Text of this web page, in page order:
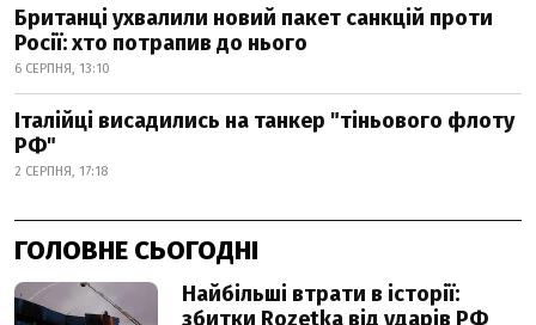
Британці ухвалили новий пакет санкцій проти
Росії: хто потрапив до нього
6 СЕРПНЯ, 13:10
Італійці висадились на танкер "тіньового флоту
РФ"
2 СЕРПНЯ, 17:18
ГОЛОВНЕ СЬОГОДНІ
Найбільші втрати в історії:
збитки Rozetka від ударів РФ